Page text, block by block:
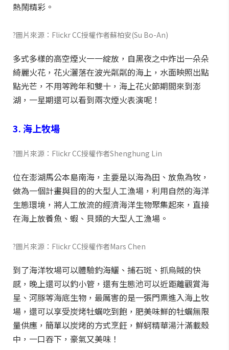
熱鬧精彩。
?圖片來源：Flickr CC授權作者蘇柏安(Su Bo-An)
多式多樣的高空煙火一一綻放，自黑夜之中炸出一朵朵
綺麗火花，花火灑落在波光粼粼的海上，水面映照出點
點光芒，不用等跨年和雙十，海上花火節期間來到澎
湖，一星期還可以看到兩次煙火表演呢！
3. 海上牧場
?圖片來源：Flickr CC授權作者Shenghung Lin
位在澎湖馬公本島南海，主要是以海為田、放魚為牧，
做為一個計畫與目的的大型人工漁場，利用自然的海洋
生態環境，將人工放流的經濟海洋生物聚集起來，直接
在海上放養魚、蝦、貝類的大型人工漁場。
?圖片來源：Flickr CC授權作者Mars Chen
到了海洋牧場可以體驗釣海鱺、捕石斑、抓烏賊的快
感，晚上還可以釣小管，還有生態池可以近距離觀賞海
星、河豚等海底生物，最厲害的是一張門票進入海上牧
場，還可以享受炭烤牡蠣吃到飽，肥美味鮮的牡蠣無限
量供應，簡單以炭烤的方式烹飪，鮮蚵精華湯汁滿載殼
中，一口吞下，豪氣又美味！